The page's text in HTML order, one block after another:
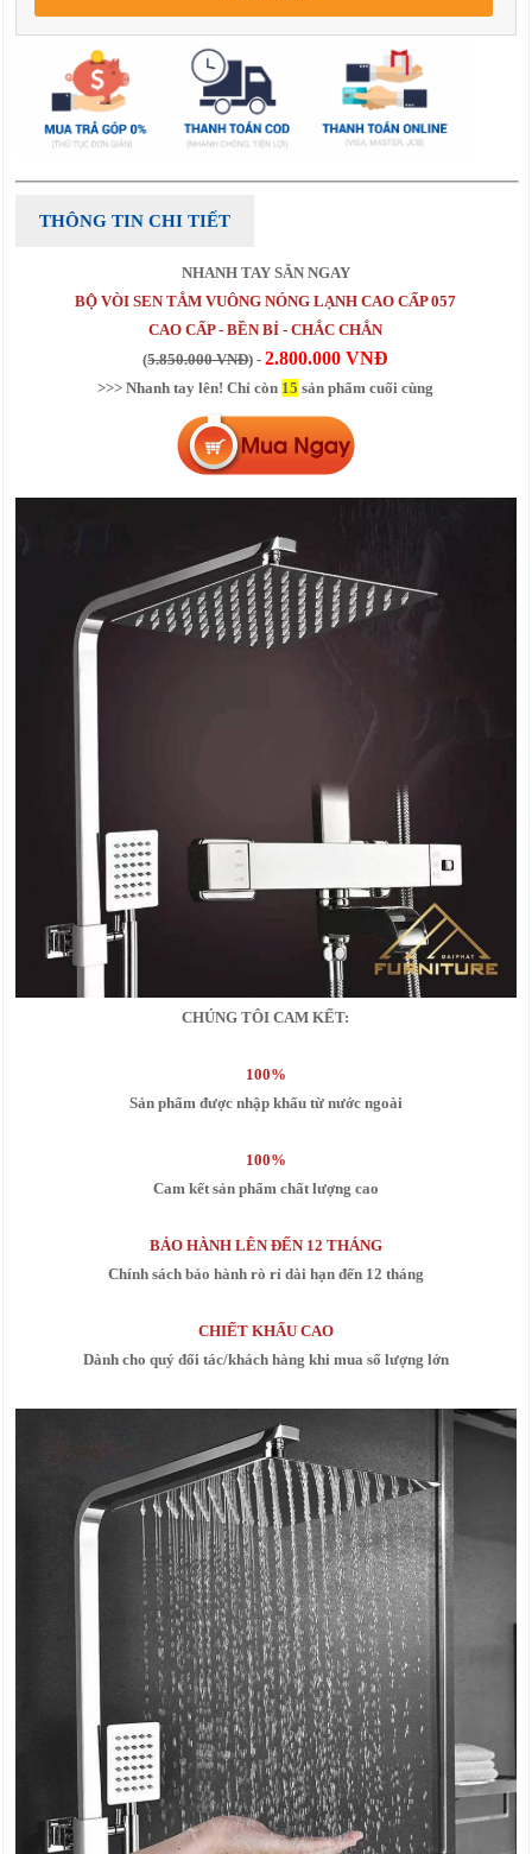
THÔNG TIN CHI TIẾT
NHANH TAY SĂN NGAY
BỘ VÒI SEN TẮM VUÔNG NÓNG LẠNH CAO CẤP 057
CAO CẤP - BỀN BỈ - CHẮC CHẮN
(5.850.000 VNĐ) -2.800.000 VNĐ
>>> Nhanh tay lên! Chỉ còn 15 sản phẩm cuối cùng
CHÚNG TÔI CAM KẾT:
100%
Sản phẩm được nhập khẩu từ nước ngoài
100%
Cam kết sản phẩm chất lượng cao
BẢO HÀNH LÊN ĐẾN 12 THÁNG
Chính sách bảo hành rò rỉ dài hạn đến 12 tháng
CHIẾT KHẤU CAO
Dành cho quý đối tác/khách hàng khi mua số lượng lớn